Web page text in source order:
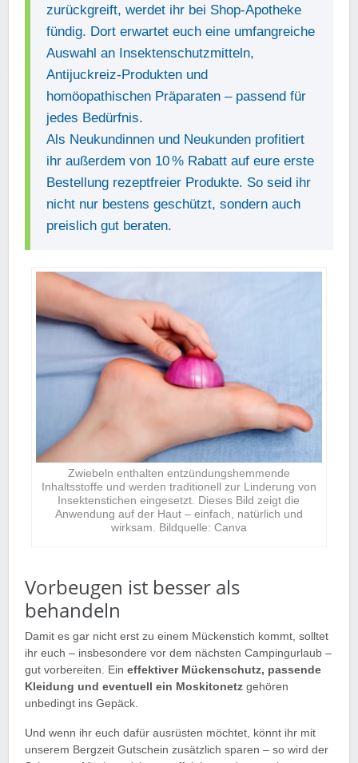
zurückgreift, werdet ihr bei Shop-Apotheke
fündig. Dort erwartet euch eine umfangreiche
Auswahl an Insektenschutzmitteln,
Antijuckreiz-Produkten und
homöopathischen Präparaten – passend für
jedes Bedürfnis.
Als Neukundinnen und Neukunden profitiert
ihr außerdem von 10 % Rabatt auf eure erste
Bestellung rezeptfreier Produkte. So seid ihr
nicht nur bestens geschützt, sondern auch
preislich gut beraten.
Zwiebeln enthalten entzündungshemmende
Inhaltsstoffe und werden traditionell zur Linderung von
Insektenstichen eingesetzt. Dieses Bild zeigt die
Anwendung auf der Haut – einfach, natürlich und
wirksam. Bildquelle: Canva
Vorbeugen ist besser als
behandeln
Damit es gar nicht erst zu einem Mückenstich kommt, solltet
ihr euch – insbesondere vor dem nächsten Campingurlaub –
gut vorbereiten. Ein effektiver Mückenschutz, passende
Kleidung und eventuell ein Moskitonetz gehören
unbedingt ins Gepäck.
Und wenn ihr euch dafür ausrüsten möchtet, könnt ihr mit
unserem Bergzeit Gutschein zusätzlich sparen – so wird der